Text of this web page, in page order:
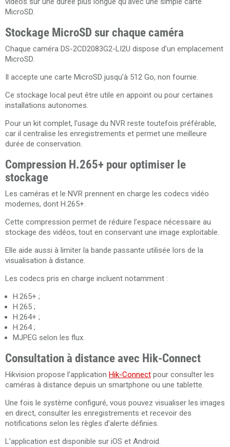
MicroSD.
Stockage MicroSD sur chaque caméra
Chaque caméra DS-2CD2083G2-LI2U dispose d’un emplacement
MicroSD.
Il accepte une carte MicroSD jusqu’à 512 Go, non fournie.
Ce stockage local peut être utile en appoint ou pour certaines
installations autonomes.
Pour un kit complet, l’usage du NVR reste toutefois préférable,
car il centralise les enregistrements et permet une meilleure
durée de conservation.
Compression H.265+ pour optimiser le
stockage
Les caméras et le NVR prennent en charge les codecs vidéo
modernes, dont H.265+.
Cette compression permet de réduire l’espace nécessaire au
stockage des vidéos, tout en conservant une image exploitable.
Elle aide aussi à limiter la bande passante utilisée lors de la
visualisation à distance.
Les codecs pris en charge incluent notamment :
H.265+ ;
H.265 ;
H.264+ ;
H.264 ;
MJPEG selon les flux.
Consultation à distance avec Hik-Connect
Hikvision propose l’application Hik-Connect pour consulter les
caméras à distance depuis un smartphone ou une tablette.
Une fois le système configuré, vous pouvez visualiser les images
en direct, consulter les enregistrements et recevoir des
notifications selon les règles d’alerte définies.
L’application est disponible sur iOS et Android.